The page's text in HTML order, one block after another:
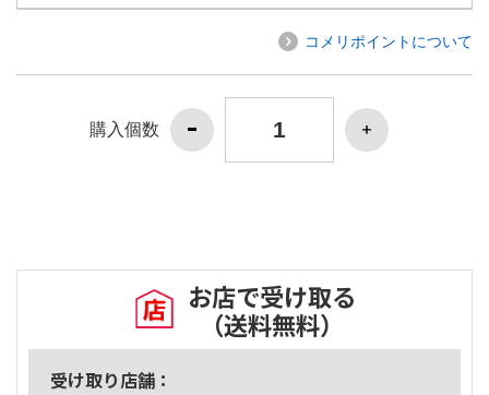
コメリポイントについて
購入個数
お店で受け取る
（送料無料）
受け取り店舗：